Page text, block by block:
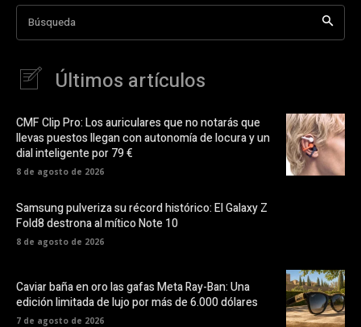
Búsqueda
Últimos artículos
CMF Clip Pro: Los auriculares que no notarás que
llevas puestos llegan con autonomía de locura y un
dial inteligente por 79 €
8 de agosto de 2026
Samsung pulveriza su récord histórico: El Galaxy Z
Fold8 destrona al mítico Note 10
8 de agosto de 2026
Caviar baña en oro las gafas Meta Ray-Ban: Una
edición limitada de lujo por más de 6.000 dólares
7 de agosto de 2026